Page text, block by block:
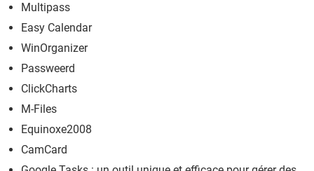
Multipass
Easy Calendar
WinOrganizer
Passweerd
ClickCharts
M-Files
Equinoxe2008
CamCard